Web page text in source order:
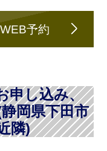
予約
申し込み、
岡県下田市
隣)